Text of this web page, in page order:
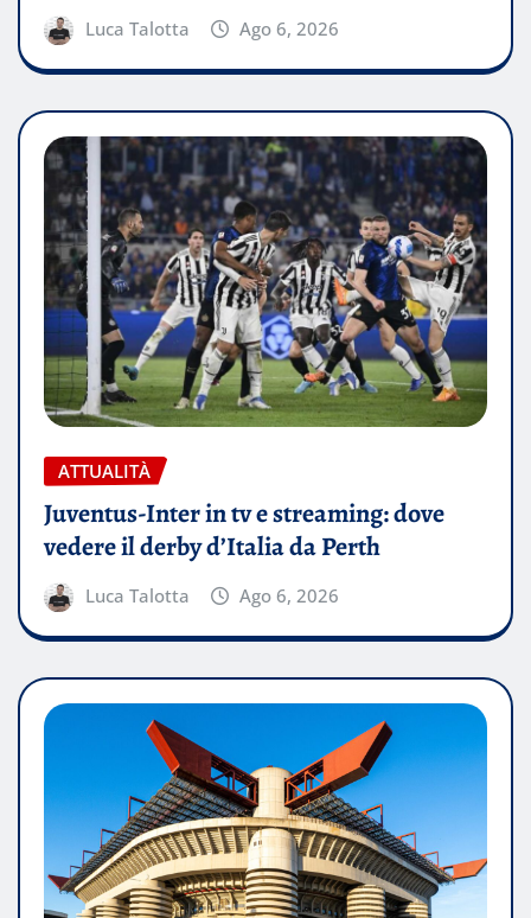
Luca Talotta Ago 6, 2026
ATTUALITÀ
Juventus-Inter in tv e streaming: dove
vedere il derby d’Italia da Perth
Luca Talotta Ago 6, 2026